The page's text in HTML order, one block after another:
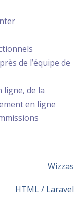
de l’équipe de
de la
en ligne
Wizzas
HTML / Laravel